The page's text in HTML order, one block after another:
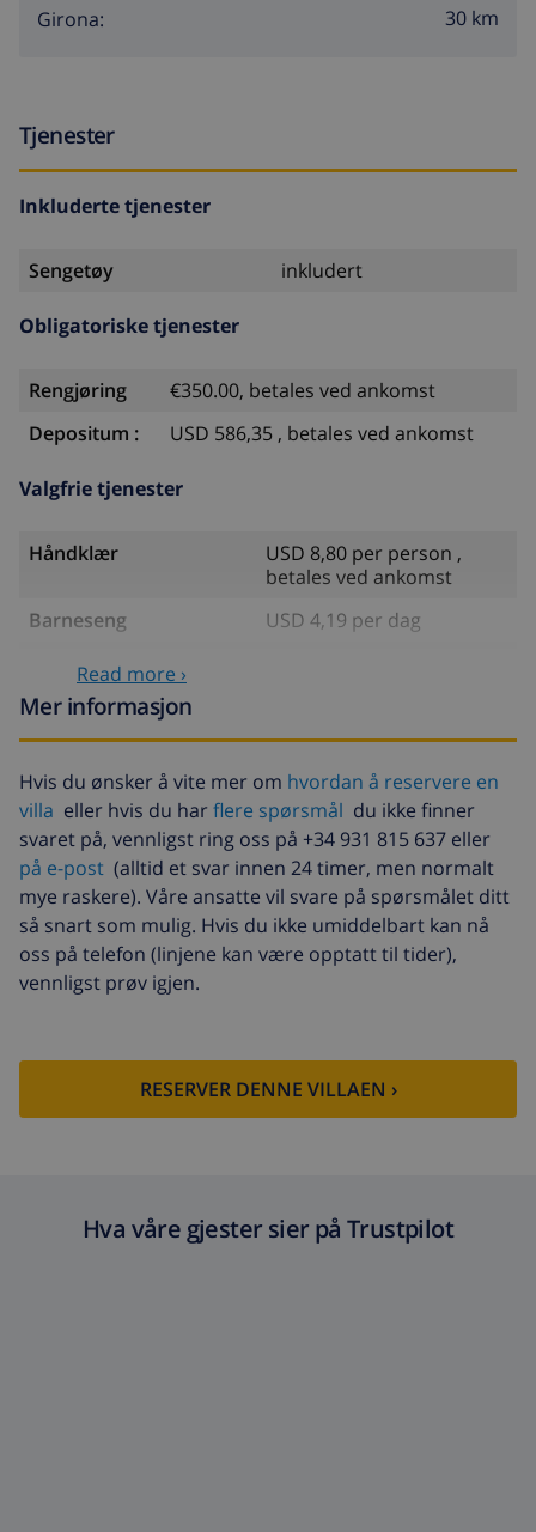
Girona: 30 km
Tjenester
Inkluderte tjenester
Sengetøy inkludert
Obligatoriske tjenester
Rengjøring
€350.00, betales ved ankomst
Depositum :
USD 586,35 , betales ved ankomst
Valgfrie tjenester
Håndklær
USD 8,80 per person ,
betales ved ankomst
Barneseng
USD 4,19 per dag
Kjæledyr
Ekstra håndklæder
USD 8,80 per person ,
betales ved ankomst
Sen utsjekking
USD 113,75
Ekstra rengjøring
basert på energiforbruk
(USD 52,77/HOUR)
Avbestillingsdepositum:
4.80% av totalbeløp
Read more ›
Mer informasjon
Hvis du ønsker å vite mer om hvordan å reservere en
villa eller hvis du har flere spørsmål du ikke finner
svaret på, vennligst ring oss på +34 931 815 637 eller
på e-post (alltid et svar innen 24 timer, men normalt
mye raskere). Våre ansatte vil svare på spørsmålet ditt
så snart som mulig. Hvis du ikke umiddelbart kan nå
oss på telefon (linjene kan være opptatt til tider),
vennligst prøv igjen.
RESERVER DENNE VILLAEN ›
Hva våre gjester sier på Trustpilot